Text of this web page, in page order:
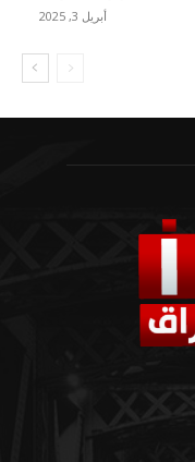
أبريل 3, 2025